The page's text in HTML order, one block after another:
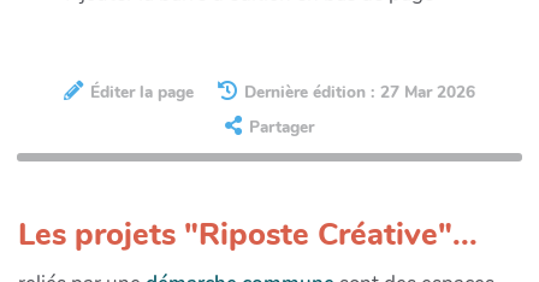
Éditer la page
Dernière édition : 27 Mar 2026
Partager